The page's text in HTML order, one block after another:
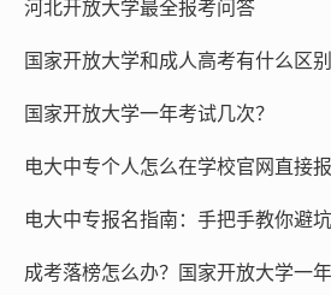
河北开放大学最全报考问答
国家开放大学和成人高考有什么区别
国家开放大学一年考试几次？
电大中专个人怎么在学校官网直接
电大中专报名指南：手把手教你避坑
成考落榜怎么办？国家开放大学一